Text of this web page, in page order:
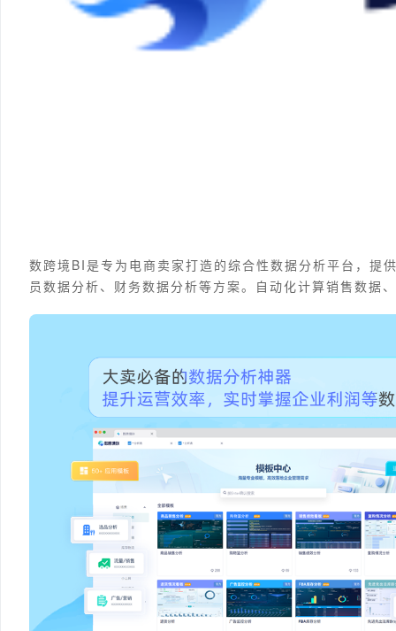
数跨境BI是专为电商卖家打造的综合性数据分析平台，提
员数据分析、财务数据分析等方案。自动化计算销售数据